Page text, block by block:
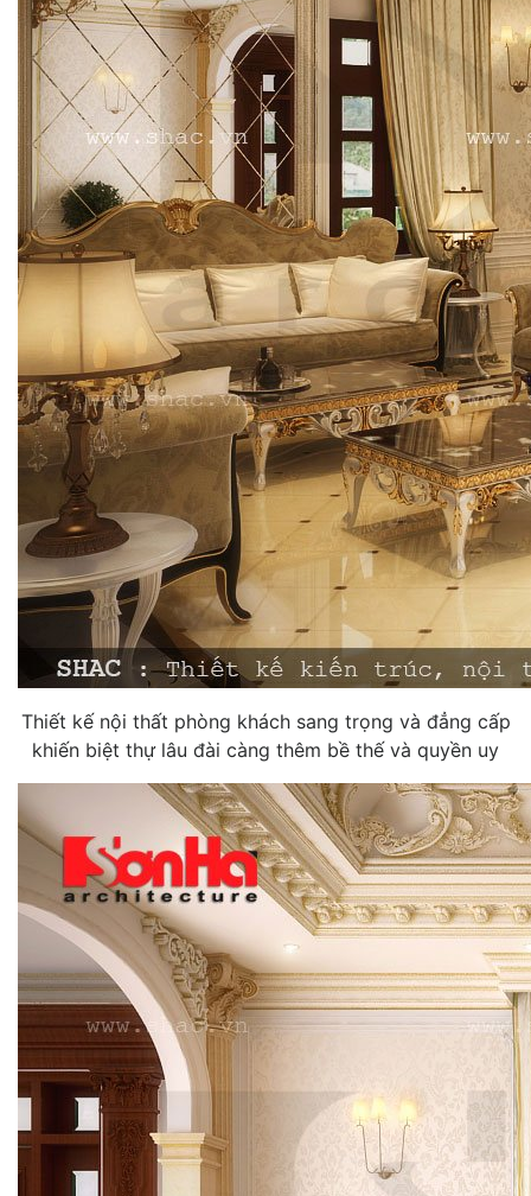
Thiết kế nội thất phòng khách sang trọng và đẳng cấp
khiến biệt thự lâu đài càng thêm bề thế và quyền uy